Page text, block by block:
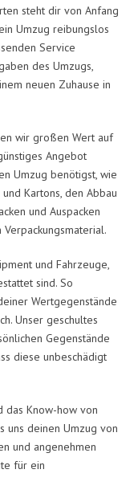
steht dir von Anfang
Umzug reibungslos
Service
des Umzugs,
neuen Zuhause in
wir großen Wert auf
Angebot
Umzug benötigst, wie
Kartons, den Abbau
und Auspacken
und Fahrzeuge,
sind. So
Wertgegenstände
Unser geschultes
Gegenstände
diese unbeschädigt
das Know-how von
uns deinen Umzug von
und angenehmen
für ein